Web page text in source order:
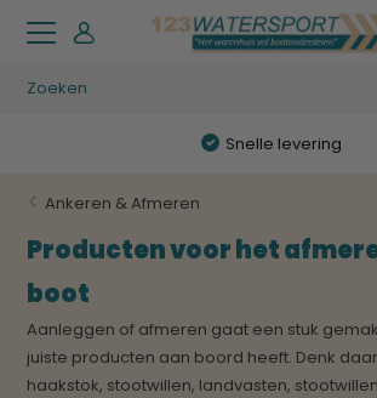
Snelle levering
Ankeren & Afmeren
Producten voor het
boot
Aanleggen of afmeren gaat een stuk
juiste producten aan boord heeft. Denk
haakstok, stootwillen, landvasten,